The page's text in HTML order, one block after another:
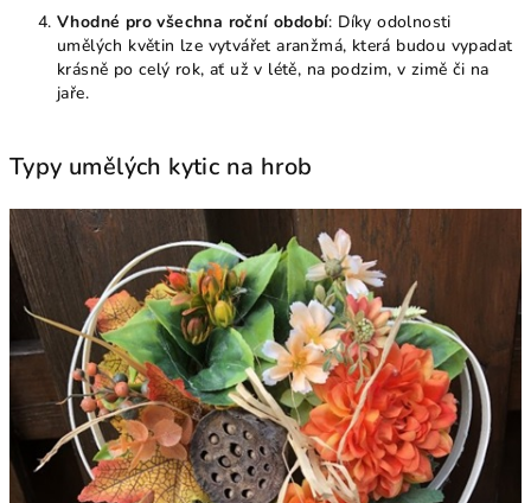
Vhodné pro všechna roční období: Díky odolnosti
umělých květin lze vytvářet aranžmá, která budou vypadat
krásně po celý rok, ať už v létě, na podzim, v zimě či na
jaře.
Typy umělých kytic na hrob